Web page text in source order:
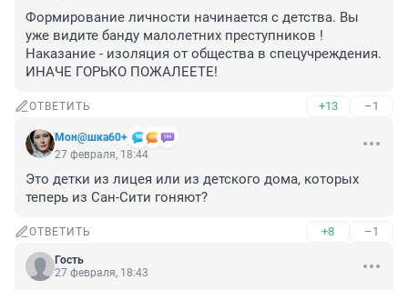
Формирование личности начинается с детства. Вы
уже видите банду малолетних преступников !
Наказание - изоляция от общества в спецучреждения.
ИНАЧЕ ГОРЬКО ПОЖАЛЕЕТЕ!
ОТВЕТИТЬ +13 –1
Мон@шка60+
27 февраля, 18:44
Это детки из лицея или из детского дома, которых
теперь из Сан-Сити гоняют?
ОТВЕТИТЬ +8 –1
Гость
27 февраля, 18:43